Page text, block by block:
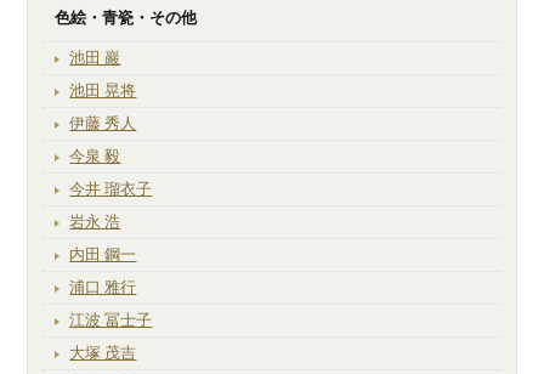
色絵・青瓷・その他
池田 巖
池田 晃将
伊藤 秀人
今泉 毅
今井 瑠衣子
岩永 浩
内田 鋼一
浦口 雅行
江波 冨士子
大塚 茂吉